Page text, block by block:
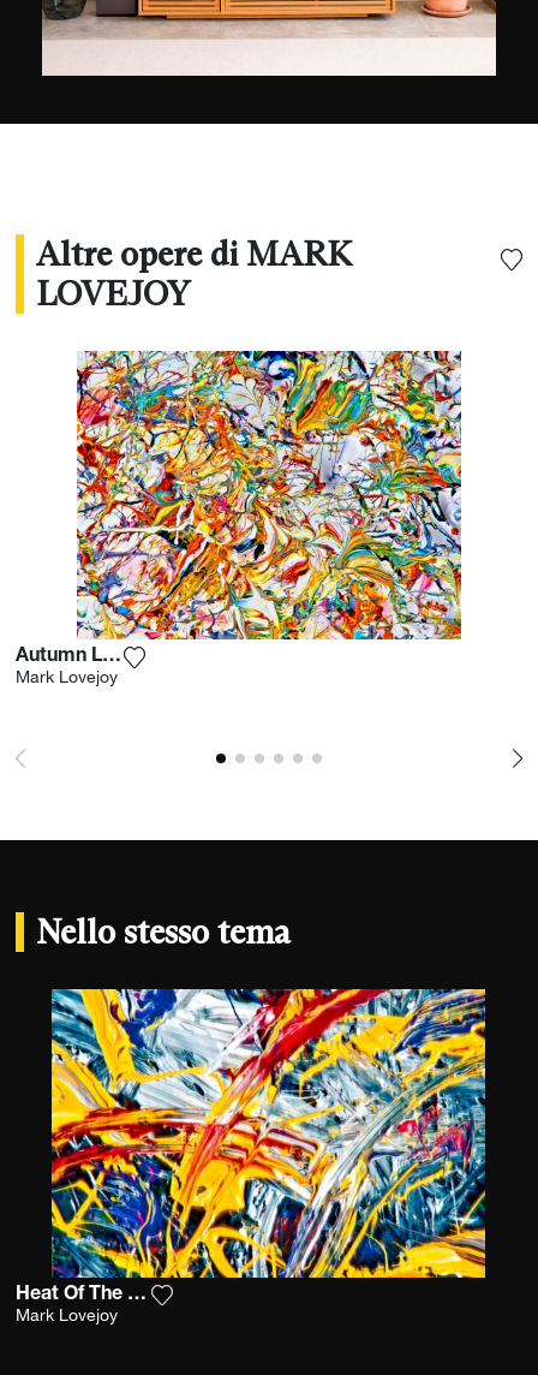
macro realizzati in studio, l'artista americano
Mark Lovejoy racconta la sua storia.
Altre opere di MARK
LOVEJOY
Autumn Leaves
Mark Lovejoy
Nello stesso tema
Heat Of The Moment
Mark Lovejoy